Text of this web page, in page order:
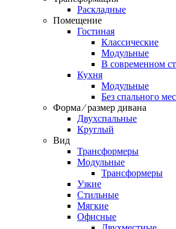
Раскладные
Помещение
Гостиная
Классические
Модульные
В современном
Кухня
Модульные
Без спального
Форма ⁄ размер дивана
Двухспальные
Круглый
Вид
Трансформеры
Модульные
Трансформеры
Узкие
Стильные
Мягкие
Офисные